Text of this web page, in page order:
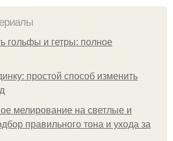
гольфы и гетры: полное
простой способ изменить
мелирование на светлые и
правильного тона и ухода за